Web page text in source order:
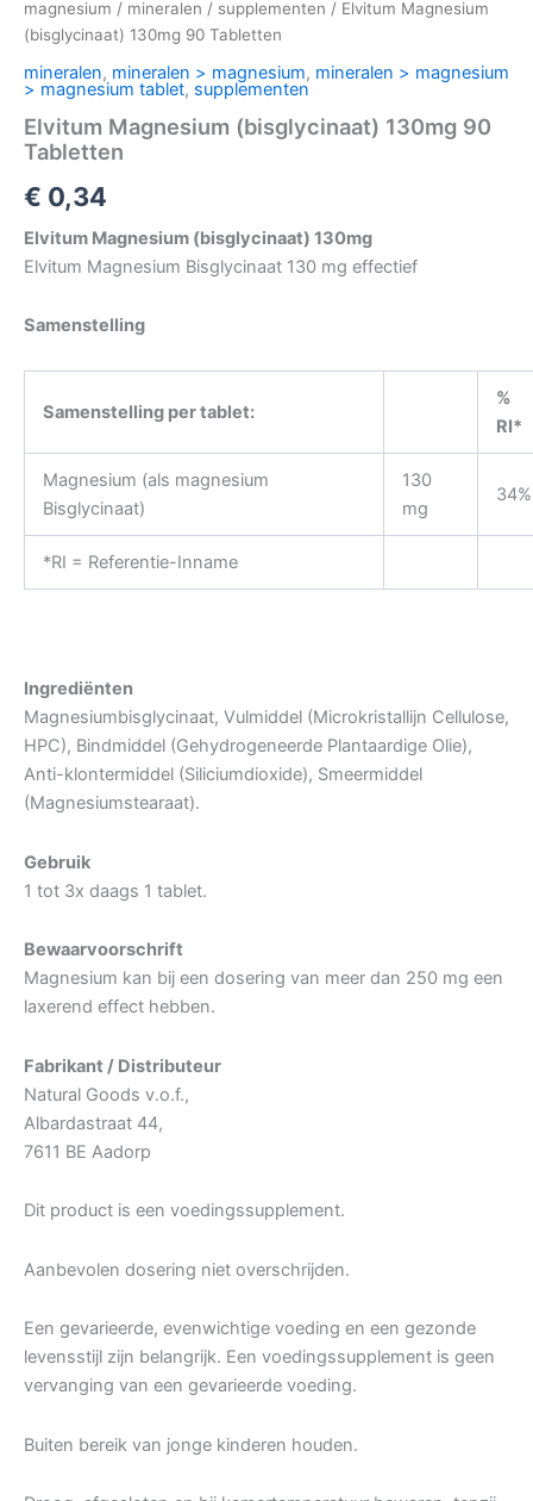
magnesium / mineralen / supplementen / Elvitum Magnesium
(bisglycinaat) 130mg 90 Tabletten
mineralen, mineralen > magnesium, mineralen > magnesium
> magnesium tablet, supplementen
Elvitum Magnesium (bisglycinaat) 130mg 90
Tabletten
€ 0,34
Elvitum Magnesium (bisglycinaat) 130mg
Elvitum Magnesium Bisglycinaat 130 mg effectief
Samenstelling
Samenstelling per tablet:
%
RI*
Magnesium (als magnesium
Bisglycinaat)
130
mg
34%
*RI = Referentie-Inname
Ingrediënten
Magnesiumbisglycinaat, Vulmiddel (Microkristallijn Cellulose,
HPC), Bindmiddel (Gehydrogeneerde Plantaardige Olie),
Anti-klontermiddel (Siliciumdioxide), Smeermiddel
(Magnesiumstearaat).
Gebruik
1 tot 3x daags 1 tablet.
Bewaarvoorschrift
Magnesium kan bij een dosering van meer dan 250 mg een
laxerend effect hebben.
Fabrikant / Distributeur
Natural Goods v.o.f.,
Albardastraat 44,
7611 BE Aadorp
Dit product is een voedingssupplement.
Aanbevolen dosering niet overschrijden.
Een gevarieerde, evenwichtige voeding en een gezonde
levensstijl zijn belangrijk. Een voedingssupplement is geen
vervanging van een gevarieerde voeding.
Buiten bereik van jonge kinderen houden.